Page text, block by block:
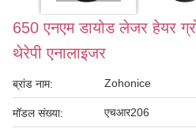
650 एनएम डायोड लेजर हेयर
थेरेपी एनालाइजर
ब्रांड नाम: Zohonice
मॉडल संख्या: एचआर206